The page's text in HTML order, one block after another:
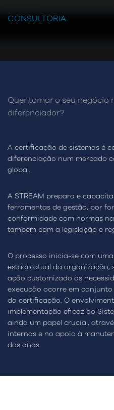
CONSULTORIA
Quer tornar o seu negócio
diferenciador?
A certificação de sistemas é
diferenciação num mercado
global.
A STREAM prepara e
ferramentas de gestão, por
conformidade com normas
também com a legislação e
O processo inicia-se com
estado atual da organização,
ação customizado às
execução ocorre em
da certificação. O
implementação eficaz do
ainda um papel crucial,
internas e no apoio à
dos anos.